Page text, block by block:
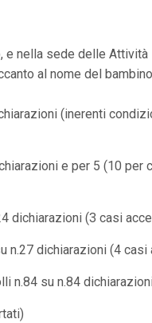
nella sede delle
al nome del
(inerenti
e per 5 (10 per
dichiarazioni (3 casi
n.27 dichiarazioni (4 casi
n.84 su n.84